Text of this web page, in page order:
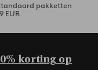
pakketten
EUR
korting op